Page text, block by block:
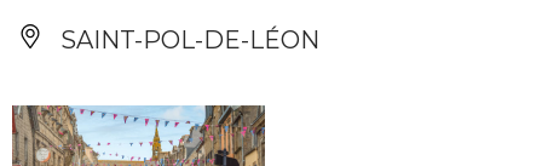
SAINT-POL-DE-LÉON